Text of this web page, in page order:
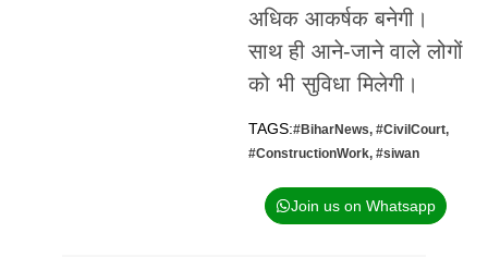
अधिक आकर्षक बनेगी।
साथ ही आने-जाने वाले लोगों
को भी सुविधा मिलेगी।
TAGS:#BiharNews, #CivilCourt,
#ConstructionWork, #siwan
Join us on Whatsapp